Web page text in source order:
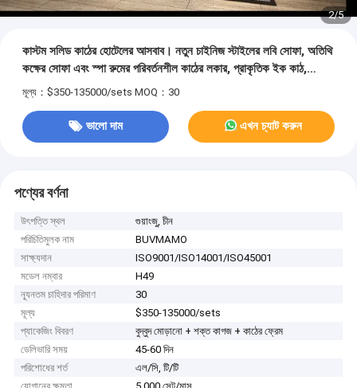
3/5
কাস্টম সলিড কাঠের হোটেলের আসবাব। নতুন চাইনিজ স্টাইলের লবি সোফা, অতিথি
কক্ষের সোফা এবং স্পা রুমের পরিবর্তনশীল কাঠের লকার, প্রাকৃতিক ইক কাঠ,
মিনিমালিস্ট জেন অভ্যন্তর নকশা।BESPOKE RESORT কাস্টম
মূল্য：$350-135000/sets MOQ：30
ভালো দাম এখন চ্যাট করুন
পণ্যের বর্ণনা
উৎপত্তি স্থল
গুয়াংজু, চীন
পরিচিতিমুলক নাম
BUVMAMO
সাক্ষ্যদান
ISO9001/ISO14001/ISO45001
মডেল নম্বার
H49
ন্যূনতম চাহিদার পরিমাণ
30
মূল্য
$350-135000/sets
প্যাকেজিং বিবরণ
বুদ্বুদ মোড়ানো + শক্ত কাগজ + কাঠের ফ্রেম
ডেলিভারি সময়
45-60 দিন
পরিশোধের শর্ত
এল/সি, টি/টি